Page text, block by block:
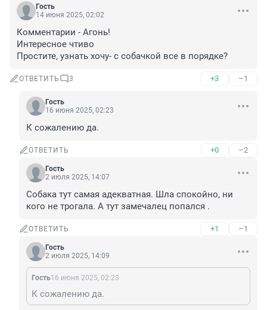
Гость
14 июня 2025, 02:02
Комментарии - Агонь!
Интересное чтиво
Простите, узнать хочу- с собачкой все в порядке?
ОТВЕТИТЬ 3 +3 –1
Гость
16 июня 2025, 02:23
К сожалению да.
ОТВЕТИТЬ +0 –2
Гость
2 июля 2025, 14:07
Собака тут самая адекватная. Шла спокойно, ни
кого не трогала. А тут замечалец попался .
ОТВЕТИТЬ +1 –1
Гость
2 июля 2025, 14:09
Гость16 июня 2025, 02:23
К сожалению да.